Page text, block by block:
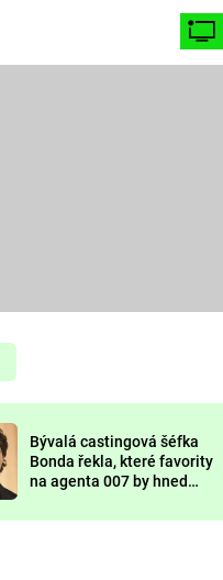
Prima LAJK
Sledujte nás
Bývalá castingová šéfka
Bonda řekla, které favority
na agenta 007 by hned